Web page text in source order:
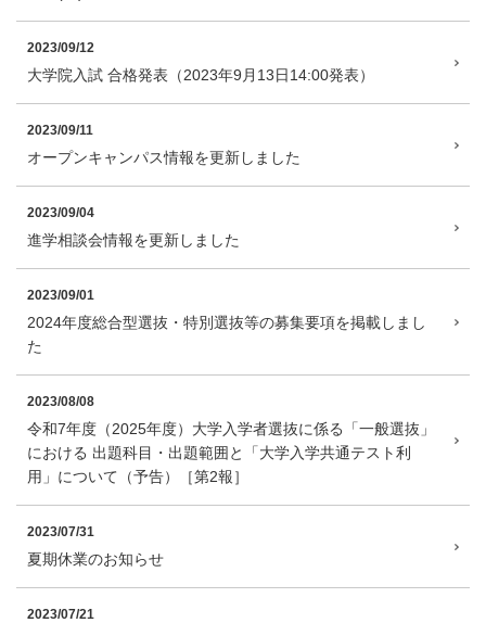
2023/09/12
大学院入試 合格発表（2023年9月13日14:00発表）
2023/09/11
オープンキャンパス情報を更新しました
2023/09/04
進学相談会情報を更新しました
2023/09/01
2024年度総合型選抜・特別選抜等の募集要項を掲載しまし
た
2023/08/08
令和7年度（2025年度）大学入学者選抜に係る「一般選抜」
における 出題科目・出題範囲と「大学入学共通テスト利
用」について（予告）［第2報］
2023/07/31
夏期休業のお知らせ
2023/07/21